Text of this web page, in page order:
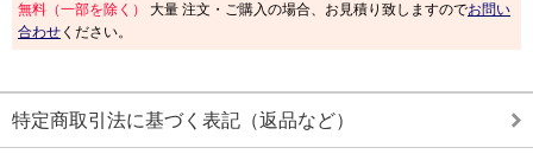
無料（一部を除く）
大量 注文・ご購入の場合、お見積り致しますのでお問い
合わせ ください。
特定商取引法に基づく表記（返品など）